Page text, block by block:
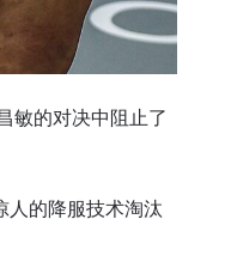
敏的对决中阻止了
人的降服技术淘汰